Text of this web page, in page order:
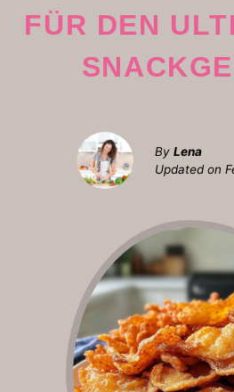
FÜR DEN
By Lena
Updated on